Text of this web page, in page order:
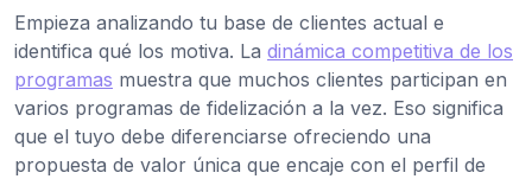
Empieza analizando tu base de clientes actual e
identifica qué los motiva. La dinámica competitiva de los
programas muestra que muchos clientes participan en
varios programas de fidelización a la vez. Eso significa
que el tuyo debe diferenciarse ofreciendo una
propuesta de valor única que encaje con el perfil de